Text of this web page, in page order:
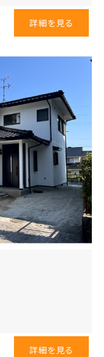
詳細を見る
詳細を見る